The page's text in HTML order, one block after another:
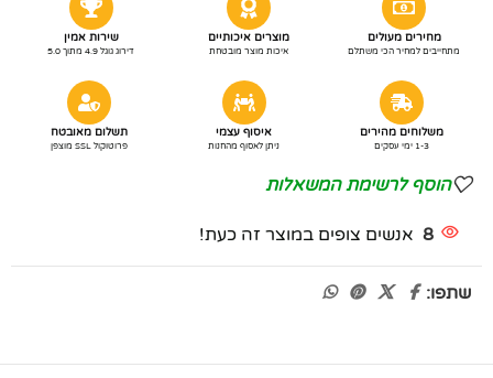
מחירים מעולים
מתחייבים למחיר הכי משתלם
מוצרים איכותיים
איכות מוצר מובטחת
שירות אמין
דירוג גוגל 4.9 מתוך 5.0
משלוחים מהירים
1-3 ימי עסקים
איסוף עצמי
ניתן לאסוף מהחנות
תשלום מאובטח
פרוטוקול SSL מוצפן
הוסף לרשימת המשאלות
8 אנשים צופים במוצר זה כעת!
שתפו: